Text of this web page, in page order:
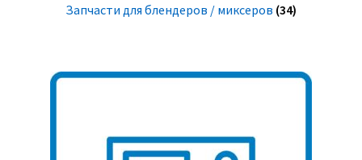
Запчасти для блендеров / миксеров (34)